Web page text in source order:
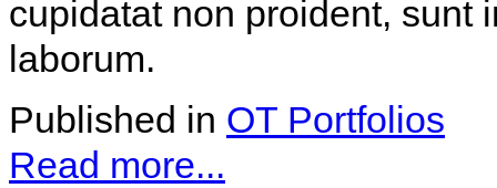
cupidatat non proident, sunt
laborum.
Published in OT Portfolios
Read more...